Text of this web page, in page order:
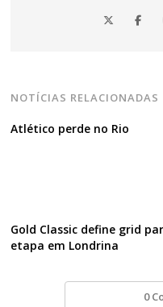
NOTÍCIAS RELACIONADAS
Atlético perde no Rio
Gold Classic define grid
etapa em Londrina
0